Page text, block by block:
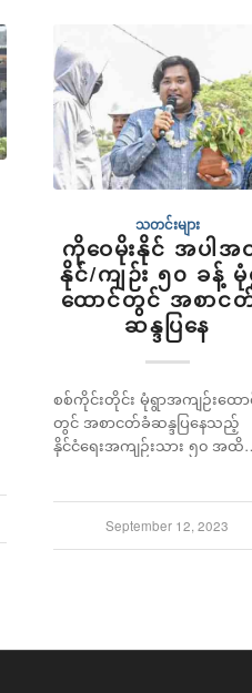
သတင်းများ
ကိုဝေမိုးနိုင် အပါအ
နိုင်/ကျဉ်း ၅၀ ခန့် မုံ
ထောင်တွင် အစာင
ဆန္ဒပြနေ
စစ်ကိုင်းတိုင်း မုံရွာအကျဉ်းထော
တွင် အစာငတ်ခံဆန္ဒပြနေသည့်
နိုင်ငံရေးအကျဉ်းသား ၅၀ အထိ
September 12, 2023